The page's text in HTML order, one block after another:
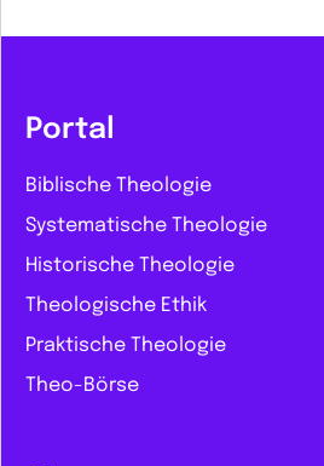
Portal
Biblische Theologie
Systematische Theologie
Historische Theologie
Theologische Ethik
Praktische Theologie
Theo-Börse